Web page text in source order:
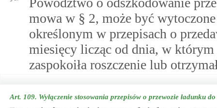
mowa w § 2, może być
określonym w przepisach o
miesięcy licząc od dnia, w
zaspokoiła roszczenie lub
Art. 109. Wyłączenie stosowania przepisów o przewozie ładunku